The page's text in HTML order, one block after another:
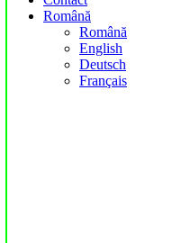
Română
Română
English
Deutsch
Français